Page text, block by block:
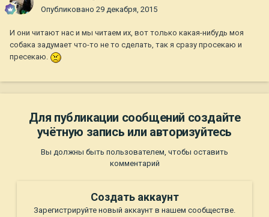
Опубликовано 29 декабря, 2015
И они читают нас и мы читаем их, вот только какая-нибудь моя
собака задумает что-то не то сделать, так я сразу просекаю и
пресекаю.
Для публикации сообщений создайте
учётную запись или авторизуйтесь
Вы должны быть пользователем, чтобы оставить
комментарий
Создать аккаунт
Зарегистрируйте новый аккаунт в нашем сообществе.